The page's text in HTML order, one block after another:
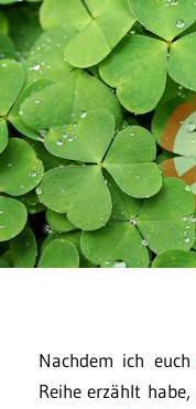
Nachdem ich euch
Reihe erzählt